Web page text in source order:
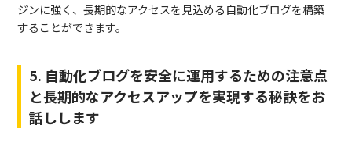
ジンに強く、長期的なアクセスを見込める自動化ブログを構築
することができます。
5. 自動化ブログを安全に運用するための注意点
と長期的なアクセスアップを実現する秘訣をお
話しします